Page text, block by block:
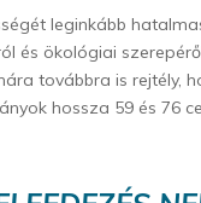
leginkább
és ökológiai
továbbra is rejtély,
hossza 59 és 76